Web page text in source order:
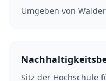
Umgeben von
Sitz der Hochschule